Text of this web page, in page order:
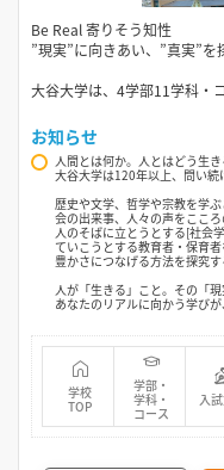
Be Real 寄りそう知性
”現実”に向きあい、”真実”を
大谷大学は、4学部11学科・
お知らせ
人間とは何か。人とはどう生き
大谷大学は120年以上、問い続
歴史や文学、哲学や宗教を学
会の出来事、人々の声をここ
人のそばに立とうとする[社会
ていこうとする教育者・保育
豊かさにつなげる方法を探究す
人が「生きる」こと。その「
あなたのリアルに向かう学びが
学校
TOP
学部・
学科・
コース
入